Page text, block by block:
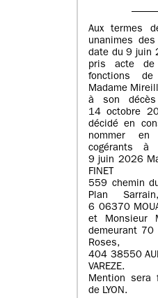
Aux termes
unanimes
date du 9 juin
pris acte
fonctions
Madame
à son
14 octobre
décidé en
nommer
cogérants à
9 juin 2026
FINET
559 chemin
Plan
6 06370
et Monsieur
demeurant 70
404 38550
VAREZE.
Mention sera
de LYON.